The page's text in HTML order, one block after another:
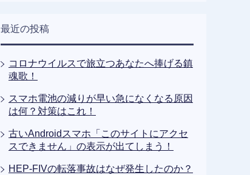
最近の投稿
コロナウイルスで旅立つあなたへ捧げる鎮
魂歌！
スマホ電池の減りが早い急になくなる原因
は何？対策はこれ！
古いAndroidスマホ「このサイトにアクセ
スできません」の表示が出てしまう！
HEP-FIVの転落事故はなぜ発生したのか？